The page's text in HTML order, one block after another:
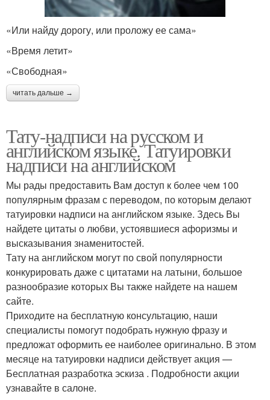
«Или найду дорогу, или проложу ее сама»
«Время летит»
«Свободная»
читать дальше →
Тату-надписи на русском и
английском языке. Татуировки
надписи на английском
Мы рады предоставить Вам доступ к более чем 100
популярным фразам с переводом, по которым делают
татуировки надписи на английском языке. Здесь Вы
найдете цитаты о любви, устоявшиеся афоризмы и
высказывания знаменитостей.
Тату на английском могут по свой популярности
конкурировать даже с цитатами на латыни, большое
разнообразие которых Вы также найдете на нашем
сайте.
Приходите на бесплатную консультацию, наши
специалисты помогут подобрать нужную фразу и
предложат оформить ее наиболее оригинально. В этом
месяце на татуировки надписи действует акция —
Бесплатная разработка эскиза . Подробности акции
узнавайте в салоне.